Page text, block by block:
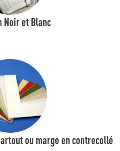
Noir et Blanc
ou marge en contrecollé